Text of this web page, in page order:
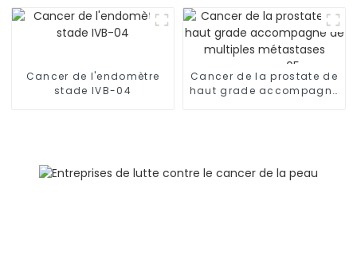
multiples (stade IV), de
métastases
ganglionnaires et de
lymphangite
carcinomateuse dans
les deux poumons-03
Cancer de l'endomètre
stade IVB-04
Cancer de la prostate de
haut grade accompagné